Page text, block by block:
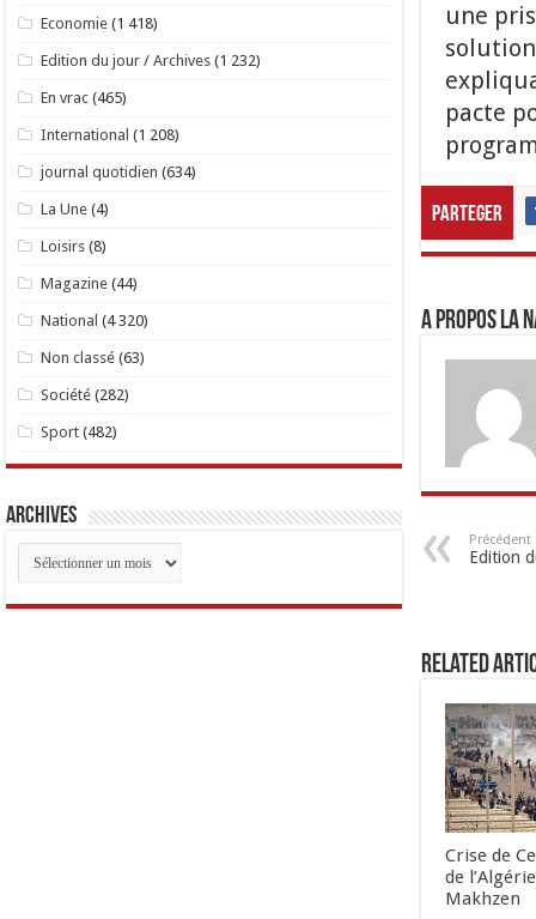
une
pacte
Parteger
A propos LA
Précédent
Edition
Related
Crise de
de
Makhzen
Economie (1 418)
Edition du jour / Archives (1 232)
En vrac (465)
International (1 208)
journal quotidien (634)
La Une (4)
Loisirs (8)
Magazine (44)
National (4 320)
Non classé (63)
Société (282)
Sport (482)
Archives
Archives